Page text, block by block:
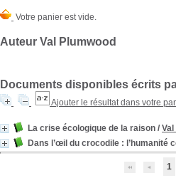
Auteur Val Plumwood
Documents disponibles écrits
Ajouter le résultat dans votre
La crise écologique de la raison /
Dans l’œil du crocodile : l’humanité
1